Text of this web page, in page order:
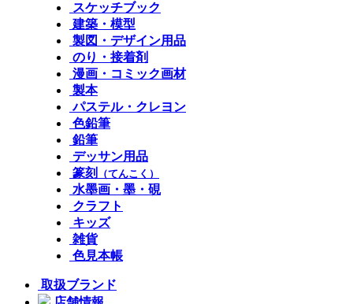
スケッチブック
建築・模型
製図・デザイン用品
のり・接着剤
漫画・コミック画材
製本
パステル・クレヨン
色鉛筆
鉛筆
デッサン用品
篆刻
（てんこく）
水墨画・墨・硯
クラフト
キッズ
雑貨
色見本帳
取扱ブランド